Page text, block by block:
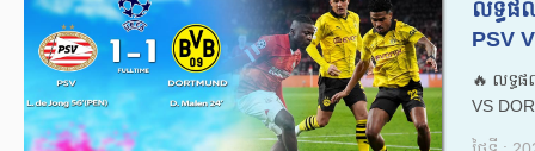
លទ្ធផ
PSV
🔥លទ្ធ
VS